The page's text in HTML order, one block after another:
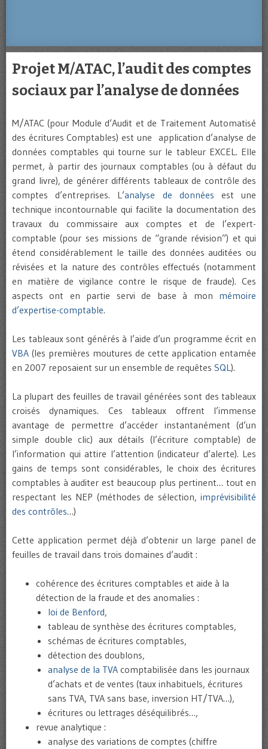
Projet M/ATAC, l’audit des comptes
sociaux par l’analyse de données
M/ATAC (pour Module d’Audit et de Traitement Automatisé
des écritures Comptables) est une application d’analyse de
données comptables qui tourne sur le tableur EXCEL. Elle
permet, à partir des journaux comptables (ou à défaut du
grand livre), de générer différents tableaux de contrôle des
comptes d’entreprises. L’analyse de données est une
technique incontournable qui facilite la documentation des
travaux du commissaire aux comptes et de l’expert-
comptable (pour ses missions de “grande révision”) et qui
étend considérablement le taille des données auditées ou
révisées et la nature des contrôles effectués (notamment
en matière de vigilance contre le risque de fraude). Ces
aspects ont en partie servi de base à mon mémoire
d’expertise-comptable.
Les tableaux sont générés à l’aide d’un programme écrit en
VBA (les premières moutures de cette application entamée
en 2007 reposaient sur un ensemble de requêtes SQL).
La plupart des feuilles de travail générées sont des tableaux
croisés dynamiques. Ces tableaux offrent l’immense
avantage de permettre d’accéder instantanément (d’un
simple double clic) aux détails (l’écriture comptable) de
l’information qui attire l’attention (indicateur d’alerte). Les
gains de temps sont considérables, le choix des écritures
comptables à auditer est beaucoup plus pertinent… tout en
respectant les NEP (méthodes de sélection, imprévisibilité
des contrôles…)
Cette application permet déjà d’obtenir un large panel de
feuilles de travail dans trois domaines d’audit :
cohérence des écritures comptables et aide à la
détection de la fraude et des anomalies :
loi de Benford,
tableau de synthèse des écritures comptables,
schémas de écritures comptables,
détection des doublons,
analyse de la TVA comptabilisée dans les journaux
d’achats et de ventes (taux inhabituels, écritures
sans TVA, TVA sans base, inversion HT/TVA…),
écritures ou lettrages déséquilibrés…,
revue analytique :
analyse des variations de comptes (chiffre